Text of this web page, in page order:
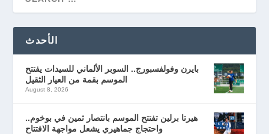
الأحدث
بايرن وفولفسبورج.. السوبر الألماني للسيدات يفتتح
الموسم بقمة من العيار الثقيل
August 8, 2026
هيرتا برلين تفتتح الموسم بانتصار ثمين في بوخوم..
واحتجاج جماهيري يشعل مواجهة الافتتاح